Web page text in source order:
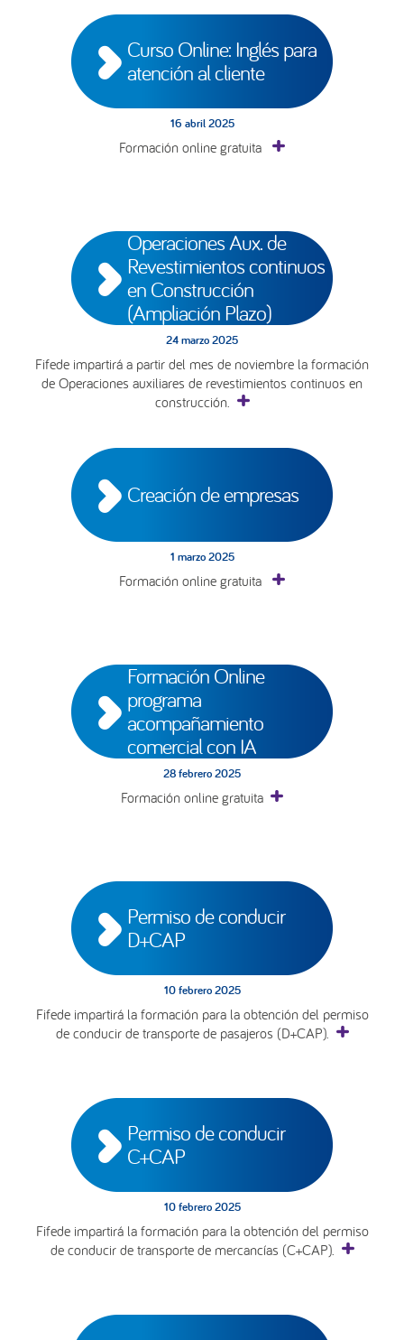
Curso Online: Inglés para
atención al cliente
16 abril 2025
Formación online gratuita
Operaciones Aux. de
Revestimientos continuos
en Construcción
(Ampliación Plazo)
24 marzo 2025
Fifede impartirá a partir del mes de noviembre la formación
de Operaciones auxiliares de revestimientos continuos en
construcción.
Creación de empresas
1 marzo 2025
Formación online gratuita
Formación Online
programa
acompañamiento
comercial con IA
28 febrero 2025
Formación online gratuita
Permiso de conducir
D+CAP
10 febrero 2025
Fifede impartirá la formación para la obtención del permiso
de conducir de transporte de pasajeros (D+CAP).
Permiso de conducir
C+CAP
10 febrero 2025
Fifede impartirá la formación para la obtención del permiso
de conducir de transporte de mercancías (C+CAP).